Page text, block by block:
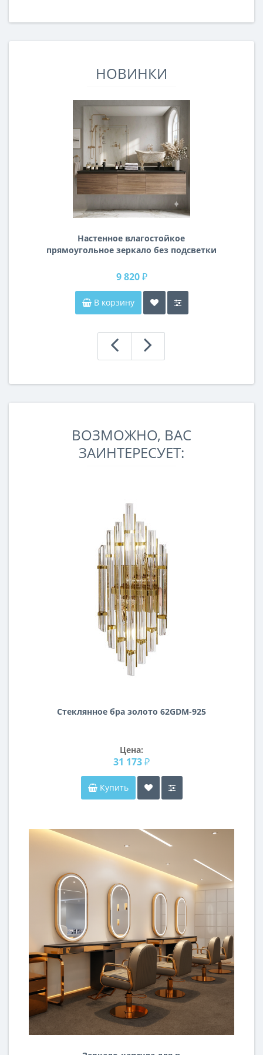
НОВИНКИ
Настенное влагостойкое
прямоугольное зеркало без подсветки
9 820 ₽
В корзину
ВОЗМОЖНО, ВАС
ЗАИНТЕРЕСУЕТ:
Стеклянное бра золото 62GDM-925
Цена:
31 173 ₽
Купить